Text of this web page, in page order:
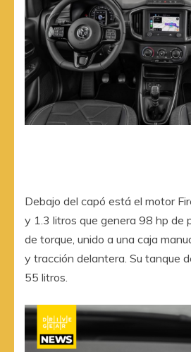
Debajo del capó está el motor
y 1.3 litros que genera 98 hp de
de torque, unido a una caja
y tracción delantera. Su tanque
55 litros.